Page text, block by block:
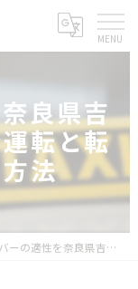
良県吉
転と転
法
奈良県吉野郡下北山村で安全運転と転職成功に活かす方法